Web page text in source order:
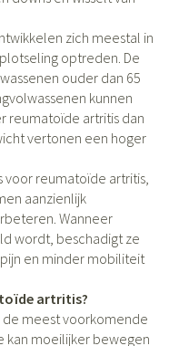
zich meestal in
optreden. De
ouder dan 65
kunnen
reumatoïde artritis dan
vertonen een hoger
reumatoïde artritis,
aanzienlijk
Wanneer
wordt, beschadigt ze
en minder mobiliteit
artritis?
de meest voorkomende
kan moeilijker bewegen